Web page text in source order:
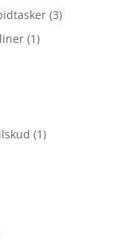
(3)
(1)
(1)